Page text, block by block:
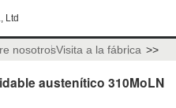
Ltd
nosotrosVisita a la fábrica >>
austenítico 310MoLN